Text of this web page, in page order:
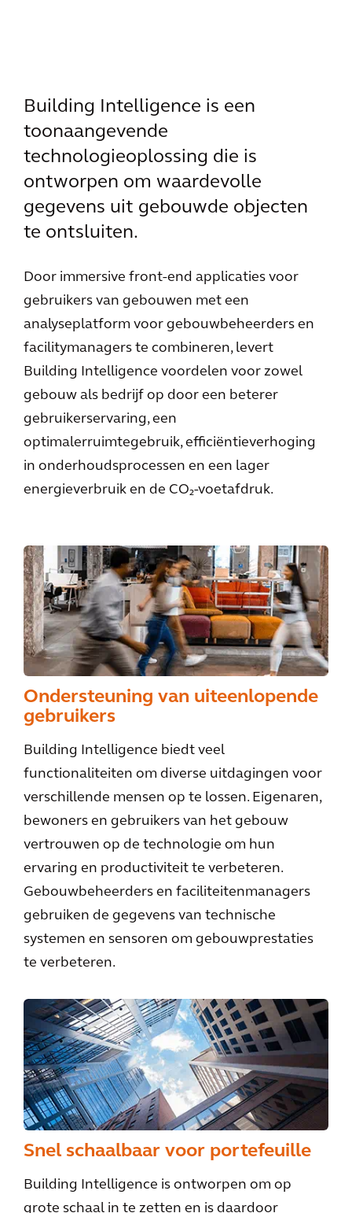
Building Intelligence is een
toonaangevende
technologieoplossing die is
ontworpen om waardevolle
gegevens uit gebouwde objecten
te ontsluiten.
Door immersive front-end applicaties voor
gebruikers van gebouwen met een
analyseplatform voor gebouwbeheerders en
facilitymanagers te combineren, levert
Building Intelligence voordelen voor zowel
gebouw als bedrijf op door een beterer
gebruikerservaring, een
optimalerruimtegebruik, efficiëntieverhoging
in onderhoudsprocessen en een lager
energieverbruik en de CO₂-voetafdruk.
Ondersteuning van uiteenlopende
gebruikers
Building Intelligence biedt veel
functionaliteiten om diverse uitdagingen voor
verschillende mensen op te lossen. Eigenaren,
bewoners en gebruikers van het gebouw
vertrouwen op de technologie om hun
ervaring en productiviteit te verbeteren.
Gebouwbeheerders en faciliteitenmanagers
gebruiken de gegevens van technische
systemen en sensoren om gebouwprestaties
te verbeteren.
Snel schaalbaar voor portefeuille
Building Intelligence is ontworpen om op
grote schaal in te zetten en is daardoor